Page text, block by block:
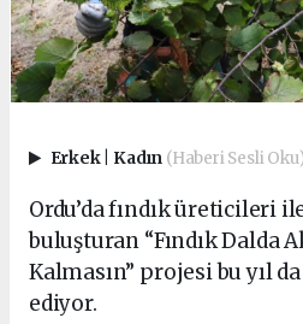
Erkek Kadın (Haberi Sesli
Ordu’da fındık üreticileri
buluşturan “Fındık Dalda
Kalmasın” projesi bu yıl
ediyor.